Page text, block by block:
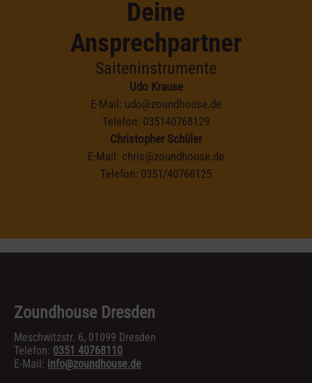
Deine
Ansprechpartner
Saiteninstrumente
Udo Krause
E-Mail: udo@zoundhouse.de
Telefon: 035140768129
Christopher Schüler
E-Mail: chris@zoundhouse.de
Telefon: 0351/40768125
Zoundhouse Dresden
Meschwitzstr. 6, 01099 Dresden
Telefon: 0351 40768110
E-Mail: info@zoundhouse.de